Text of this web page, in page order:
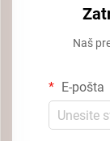
Naš
E-pošta